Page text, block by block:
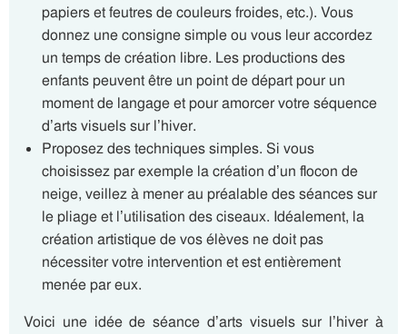
papiers et feutres de couleurs froides, etc.). Vous
donnez une consigne simple ou vous leur accordez
un temps de création libre. Les productions des
enfants peuvent être un point de départ pour un
moment de langage et pour amorcer votre séquence
d’arts visuels sur l’hiver.
Proposez des techniques simples. Si vous
choisissez par exemple la création d’un flocon de
neige, veillez à mener au préalable des séances sur
le pliage et l’utilisation des ciseaux. Idéalement, la
création artistique de vos élèves ne doit pas
nécessiter votre intervention et est entièrement
menée par eux.
Voici une idée de séance d’arts visuels sur l’hiver à